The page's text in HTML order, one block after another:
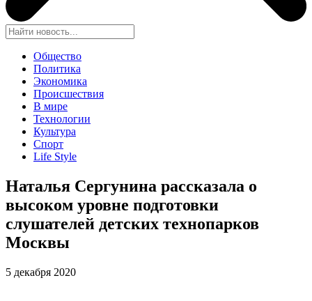
Общество
Политика
Экономика
Происшествия
В мире
Технологии
Культура
Спорт
Life Style
Наталья Сергунина рассказала о
высоком уровне подготовки
слушателей детских технопарков
Москвы
5 декабря 2020